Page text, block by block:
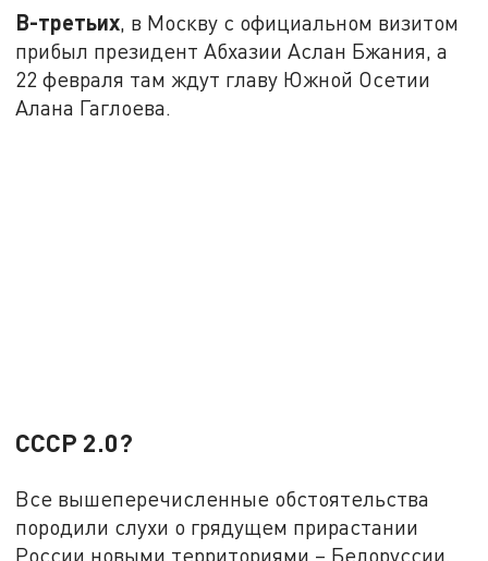
В-третьих, в Москву с официальном визитом
прибыл президент Абхазии Аслан Бжания, а
22 февраля там ждут главу Южной Осетии
Алана Гаглоева.
СССР 2.0?
Все вышеперечисленные обстоятельства
породили слухи о грядущем прирастании
России новыми территориями – Белоруссии,